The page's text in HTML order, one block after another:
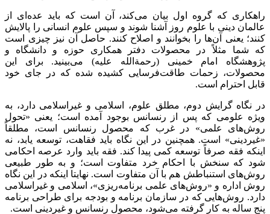
راهکاری که گروه اول بیان می‌کند، آن است که باید عده‌ای از
عالمان دینی با علوم روز آشنا شوند و سپس علوم انسانی را پالایش
کنند؛ یعنی آن‌ها را بخوانند و اصلاح کنند. حاصل آن نیز چیزی است
که شما مثلاً در محصولات دفتر همکاری حوزه و دانشگاه و
پژوهشگاه امام خمینی (رحمة‌الله علیه) می‌بینید. برای این
محصولات، زحمات طاقت‌فرسایی کشیده شده که در جای خود
قابل احترام است.
در نگاه گرایش دوم، مطلق علوم، اسلامی و غیراسلامی دارد، به
ویژه علومی که پس از رنسانس بوجود آمده است؛ یعنی «تحول
روش‌های علمی» در غرب که محصول رنسانس است، مطلقاً
«غیردینی» است. همچنین در این نگاه باید فقاهت، توسعه یابد، نه
اینکه فقه صرفاً توسعه کمی پیدا کند. فقه باید وارد عرصه احکامی
شود که سنخش با احکام خرد متفاوت است؛ و به طور طبیعی
روش‌های استنباطش هم با آن متفاوت است. نهایتا اینکه در این نگاه
روش اداره و «روش‌های علمی برنامه‌ریزی»، اسلامی و غیراسلامی
دارد. روش‌هایی که در سازمان برنامه و بودجه برای طراحی برنامه
پنج ساله به کار گرفته می‌شود، محصول رنسانس و غیردینی‌ است.